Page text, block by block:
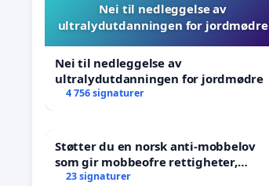
Nei til nedleggelse av
ultralydutdanningen for jordmødre
Nei til nedleggelse av
ultralydutdanningen for jordmødre
4 756 signaturer
Støtter du en norsk anti-mobbelov
som gir mobbeofre rettigheter,
oppreisning og hjelp?
23 signaturer